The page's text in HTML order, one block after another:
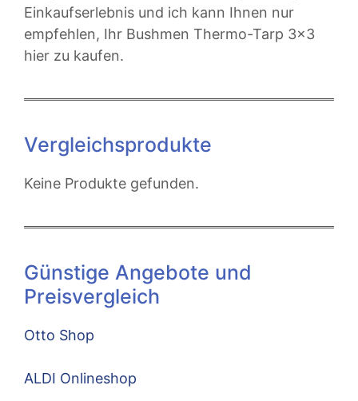
Einkaufserlebnis und ich kann Ihnen nur
empfehlen, Ihr Bushmen Thermo-Tarp 3×3
hier zu kaufen.
Vergleichsprodukte
Keine Produkte gefunden.
Günstige Angebote und
Preisvergleich
Otto Shop
ALDI Onlineshop